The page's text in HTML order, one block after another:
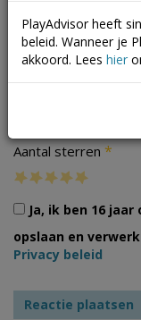
Aantal sterren *
Ja, ik ben 16
opslaan en
Privacy beleid
PlayAdvisor heeft
beleid. Wanneer je
akkoord. Lees hier